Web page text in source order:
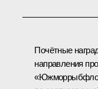
Почётные
направления